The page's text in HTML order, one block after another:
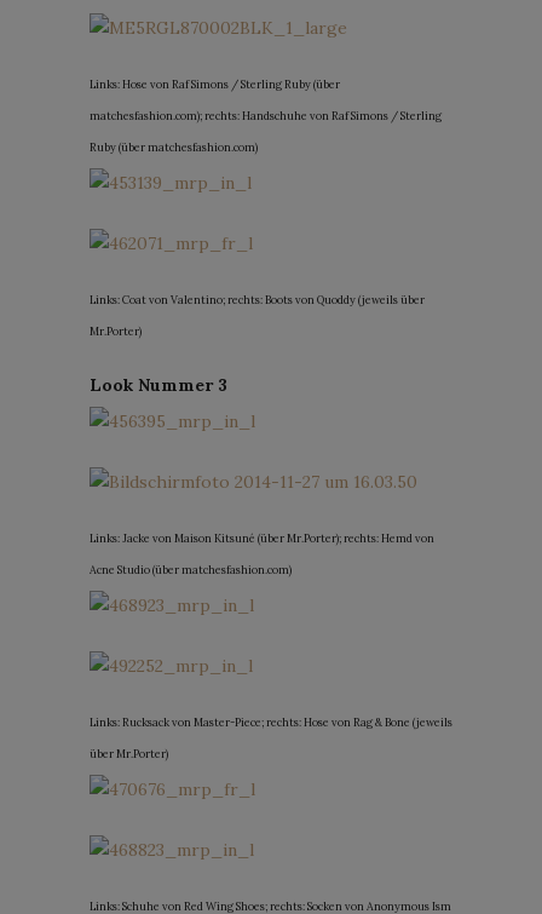
Links: Hose von Raf Simons / Sterling Ruby (über
matchesfashion.com); rechts: Handschuhe von Raf Simons / Sterling
Ruby (über matchesfashion.com)
Links: Coat von Valentino; rechts: Boots von Quoddy (jeweils über
Mr.Porter)
Look Nummer 3
Links: Jacke von Maison Kitsuné (über Mr.Porter); rechts: Hemd von
Acne Studio (über matchesfashion.com)
Links: Rucksack von Master-Piece; rechts: Hose von Rag & Bone (jeweils
über Mr.Porter)
Links: Schuhe von Red Wing Shoes; rechts: Socken von Anonymous Ism